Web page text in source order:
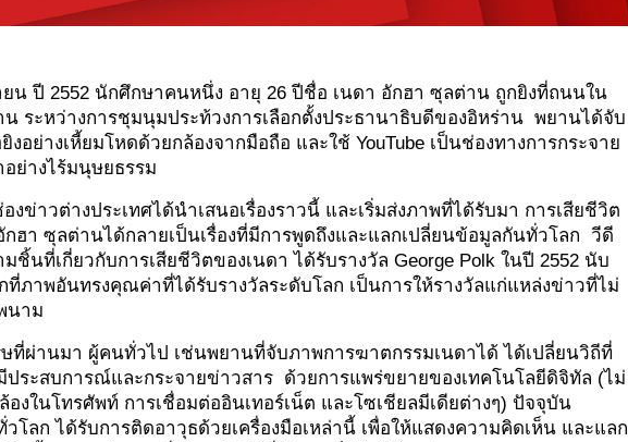
น ปี 2552 นักศึกษาคนหนึ่ง อายุ 26 ปีชื่อ เนดา อักฮา ซุลต่าน ถูกยิงที่ถนนใน
น ระหว่างการชุมนุมประท้วงการเลือกตั้งประธานาธิบดีของอิหร่าน  พยานได้จับ
งอย่างเหี้ยมโหดด้วยกล้องจากมือถือ และใช้ YouTube เป็นช่องทางการกระจาย
ย่างไร้มนุษยธรรม
งข่าวต่างประเทศได้นำเสนอเรื่องราวนี้ และเริ่มส่งภาพที่ได้รับมา การเสียชีวิต
กฮา ซุลต่านได้กลายเป็นเรื่องที่มีการพูดถึงและแลกเปลี่ยนข้อมูลกันทั่วโลก  วีดี
มชิ้นที่เกี่ยวกับการเสียชีวิตของเนดา ได้รับรางวัล George Polk ในปี 2552 นับ
ที่ภาพอันทรงคุณค่าที่ได้รับรางวัลระดับโลก เป็นการให้รางวัลแก่แหล่งข่าวที่ไม่
นาม
ที่ผ่านมา ผู้คนทั่วไป เช่นพยานที่จับภาพการฆาตกรรมเนดาได้ ได้เปลี่ยนวิถีที่
ประสบการณ์และกระจายข่าวสาร  ด้วยการแพร่ขยายของเทคโนโลยีดิจิทัล (ไม่
องในโทรศัพท์ การเชื่อมต่ออินเทอร์เน็ต และโซเชียลมีเดียต่างๆ) ปัจจุบัน
โลก ได้รับการติดอาวุธด้วยเครื่องมือเหล่านี้ เพื่อให้แสดงความคิดเห็น และแลก